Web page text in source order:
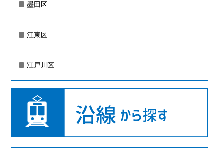
墨田区
江東区
江戸川区